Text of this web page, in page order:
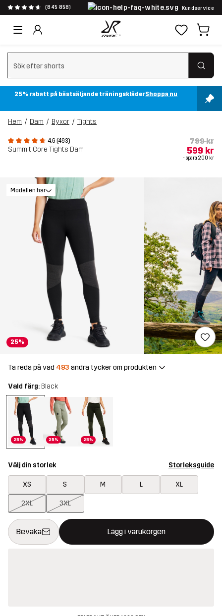
(845 858) Kundservice
Rensa sök
25% rabatt på bästsäljande träningskläderShoppa nu
Hem Dam Byxor Tights
4.6 (493)
Summit Core Tights Dam
799 kr
599 kr
- spara 200 kr
25%
Modellen har
Ta reda på vad 493 andra tycker om produkten
Vald färg: Black
25% 25% 25%
Välj din storlek Storleksguide
XS S M L XL
2XL 3XL
Bevaka Lägg i varukorgen
Denna knapp kommer att öppna en modal som bekräftar en ny
{{size}} inte tillgänglig